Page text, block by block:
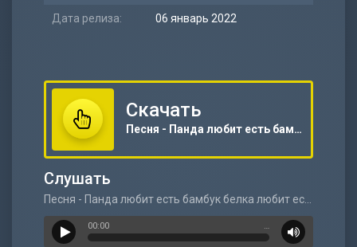
Дата релиза: 06 январь 2022
Скачать
Песня - Панда любит есть бамбук белка любит есть фундук
Слушать
00:00 …